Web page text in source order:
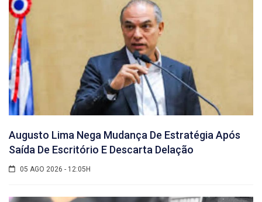
Augusto Lima Nega Mudança De Estratégia Após
Saída De Escritório E Descarta Delação
05 AGO 2026 - 12:05H